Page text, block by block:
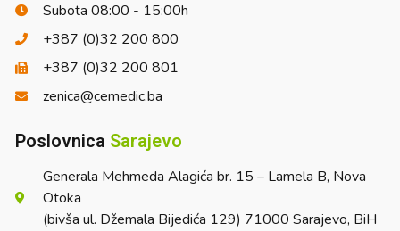
Subota 08:00 - 15:00h
+387 (0)32 200 800
+387 (0)32 200 801
zenica@cemedic.ba
Poslovnica Sarajevo
Generala Mehmeda Alagića br. 15 – Lamela B, Nova
Otoka
(bivša ul. Džemala Bijedića 129) 71000 Sarajevo, BiH